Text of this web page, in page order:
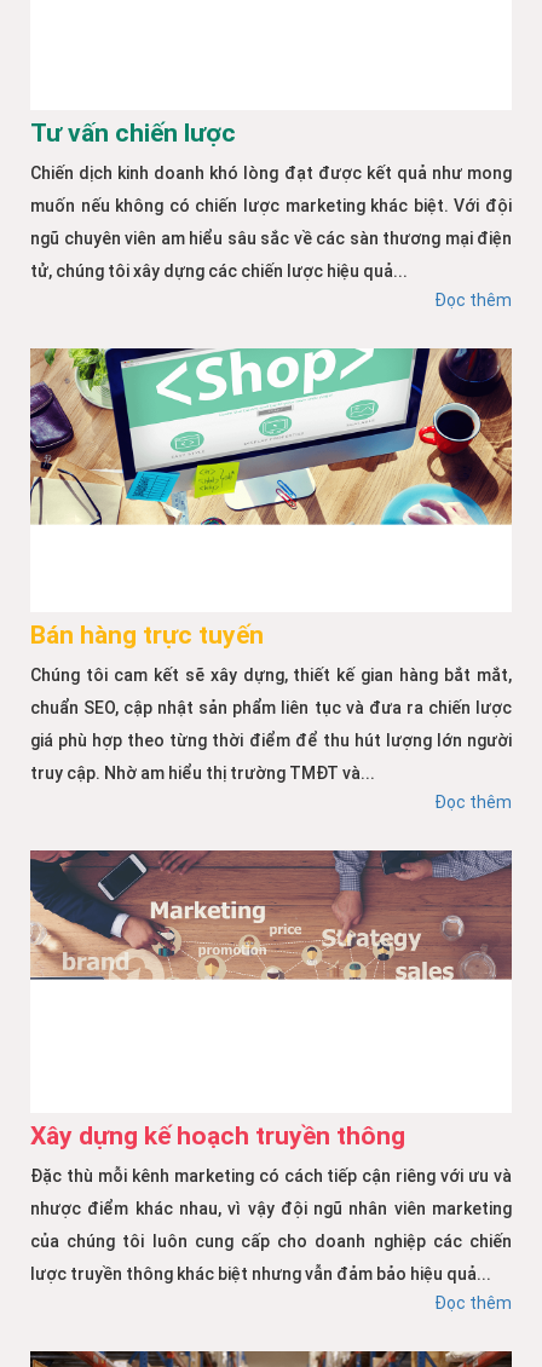
Tư vấn chiến lược
Chiến dịch kinh doanh khó lòng đạt được kết quả như mong
muốn nếu không có chiến lược marketing khác biệt. Với đội
ngũ chuyên viên am hiểu sâu sắc về các sàn thương mại điện
tử, chúng tôi xây dựng các chiến lược hiệu quả...
Đọc thêm
Bán hàng trực tuyến
Chúng tôi cam kết sẽ xây dựng, thiết kế gian hàng bắt mắt,
chuẩn SEO, cập nhật sản phẩm liên tục và đưa ra chiến lược
giá phù hợp theo từng thời điểm để thu hút lượng lớn người
truy cập. Nhờ am hiểu thị trường TMĐT và...
Đọc thêm
Xây dựng kế hoạch truyền thông
Đặc thù mỗi kênh marketing có cách tiếp cận riêng với ưu và
nhược điểm khác nhau, vì vậy đội ngũ nhân viên marketing
của chúng tôi luôn cung cấp cho doanh nghiệp các chiến
lược truyền thông khác biệt nhưng vẫn đảm bảo hiệu quả...
Đọc thêm